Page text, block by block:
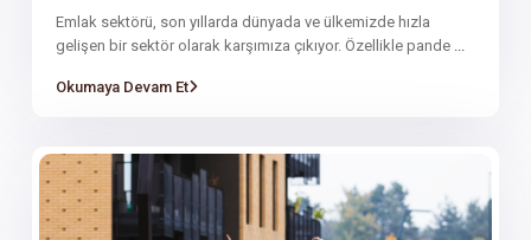
Emlak sektörü, son yıllarda dünyada ve ülkemizde hızla
gelişen bir sektör olarak karşımıza çıkıyor. Özellikle pande
Okumaya Devam Et